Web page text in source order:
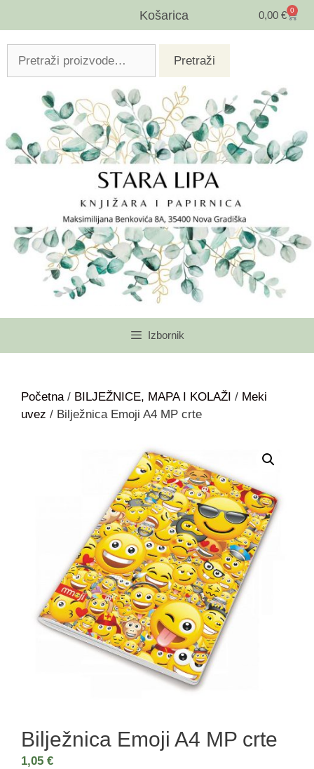
Košarica 0,00 € 0
Pretraži
Izbornik
Početna/ BILJEŽNICE, MAPA I KOLAŽI / Meki
uvez / Bilježnica Emoji A4 MP crte
Bilježnica Emoji A4 MP crte
1,05 €